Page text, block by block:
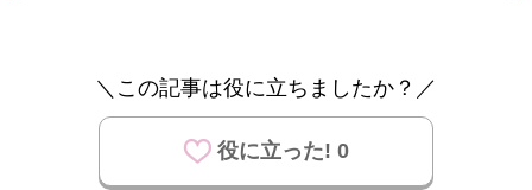
＼この記事は役に立ちましたか？／
役に立った! 0